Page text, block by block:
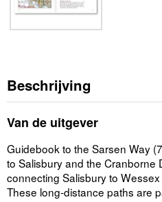
Beschrijving
Van de uitgever
Guidebook to the Sarsen Way
to Salisbury and the Cranborne
connecting Salisbury to
These long-distance paths are